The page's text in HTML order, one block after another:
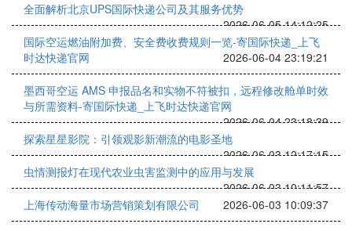
全面解析北京UPS国际快递公司及其服务优势
2026-06-05 14:12:25
国际空运燃油附加费、安全费收费规则一览-寄国际快递_上飞
时达快递官网
2026-06-04 23:19:21
墨西哥空运 AMS 申报品名和实物不符被扣，远程修改舱单时效
与所需资料-寄国际快递_上飞时达快递官网
2026-06-04 23:18:39
探索星星影院：引领观影新潮流的电影圣地
2026-06-03 12:17:15
虫情测报灯在现代农业虫害监测中的应用与发展
2026-06-03 10:11:57
上海传动海量市场营销策划有限公司
2026-06-03 10:09:37